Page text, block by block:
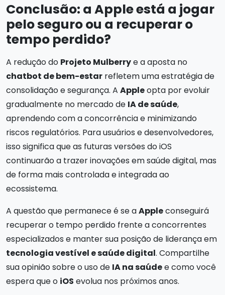
Conclusão: a Apple está a jogar
pelo seguro ou a recuperar o
tempo perdido?
A redução do Projeto Mulberrye a aposta no
chatbot de bem-estar refletem uma estratégia de
consolidação e segurança. A Appleopta por evoluir
gradualmente no mercado de IA de saúde,
aprendendo com a concorrência e minimizando
riscos regulatórios. Para usuários e desenvolvedores,
isso significa que as futuras versões do iOS
continuarão a trazer inovações em saúde digital, mas
de forma mais controlada e integrada ao
ecossistema.
A questão que permanece é se aAppleconseguirá
recuperar o tempo perdido frente a concorrentes
especializados e manter sua posição de liderança em
tecnologia vestível e saúde digital. Compartilhe
sua opinião sobre o uso de IA na saúdee como você
espera que o iOS evolua nos próximos anos.